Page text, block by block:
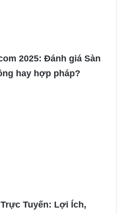
2025: Đánh giá Sàn
hay hợp pháp?
Tuyến: Lợi Ích,